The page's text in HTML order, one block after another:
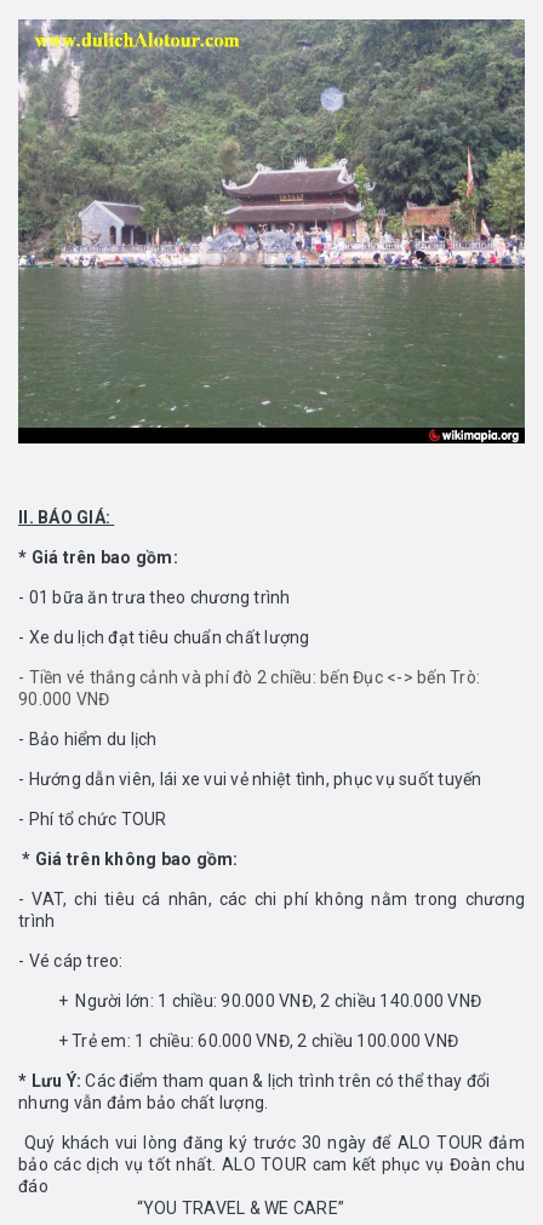
II. BÁO GIÁ:
* Giá trên bao gồm:
- 01 bữa ăn trưa theo chương trình
- Xe du lịch đạt tiêu chuẩn chất lượng
- Tiền vé thắng cảnh và phí đò 2 chiều: bến Đục <-> bến Trò:
90.000 VNĐ
- Bảo hiểm du lịch
- Hướng dẫn viên, lái xe vui vẻ nhiệt tình, phục vụ suốt tuyến
- Phí tổ chức TOUR
* Giá trên không bao gồm:
- VAT, chi tiêu cá nhân, các chi phí không nằm trong chương
trình
- Vé cáp treo:
+ Người lớn: 1 chiều: 90.000 VNĐ, 2 chiều 140.000 VNĐ
+ Trẻ em: 1 chiều: 60.000 VNĐ, 2 chiều 100.000 VNĐ
* Lưu Ý: Các điểm tham quan & lịch trình trên có thể thay đổi
nhưng vẫn đảm bảo chất lượng.
Quý khách vui lòng đăng ký trước 30 ngày để ALO TOUR đảm
bảo các dịch vụ tốt nhất. ALO TOUR cam kết phục vụ Đoàn chu
đáo
“YOU TRAVEL & WE CARE”